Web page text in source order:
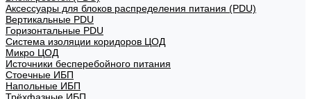
Аксессуары для блоков распределения питания (PDU)
Вертикальные PDU
Горизонтальные PDU
Система изоляции коридоров ЦОД
Микро ЦОД
Источники бесперебойного питания
Стоечные ИБП
Напольные ИБП